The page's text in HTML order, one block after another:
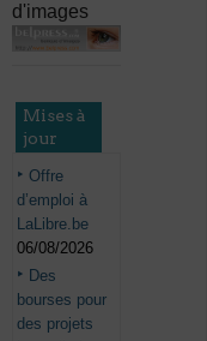
d'images
Mises à
jour
Offre
d’emploi à
LaLibre.be
06/08/2026
Des
bourses pour
des projets